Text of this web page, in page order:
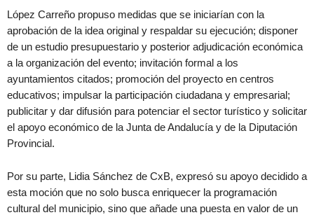
López Carreño propuso medidas que se iniciarían con la
aprobación de la idea original y respaldar su ejecución; disponer
de un estudio presupuestario y posterior adjudicación económica
a la organización del evento; invitación formal a los
ayuntamientos citados; promoción del proyecto en centros
educativos; impulsar la participación ciudadana y empresarial;
publicitar y dar difusión para potenciar el sector turístico y solicitar
el apoyo económico de la Junta de Andalucía y de la Diputación
Provincial.
Por su parte, Lidia Sánchez de CxB, expresó su apoyo decidido a
esta moción que no solo busca enriquecer la programación
cultural del municipio, sino que añade una puesta en valor de un